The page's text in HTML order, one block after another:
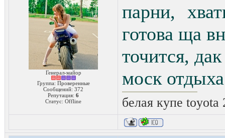
Генерал-майор
Группа: Проверенные
Сообщений: 372
Репутация: 6
Статус: Offline
парни,
готова ща
точится,
моск
белая купе